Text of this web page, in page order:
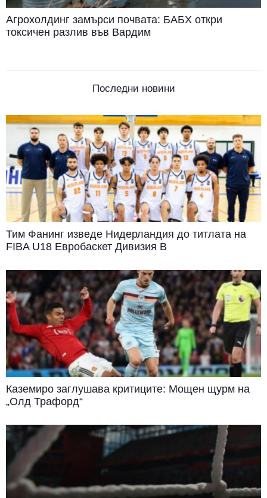
Агрохолдинг замърси почвата: БАБХ откри
токсичен разлив във Вардим
Последни новини
Тим Фанинг изведе Нидерландия до титлата на
FIBA U18 Евробаскет Дивизия B
Каземиро заглушава критиците: Мощен щурм на
„Олд Трафорд“